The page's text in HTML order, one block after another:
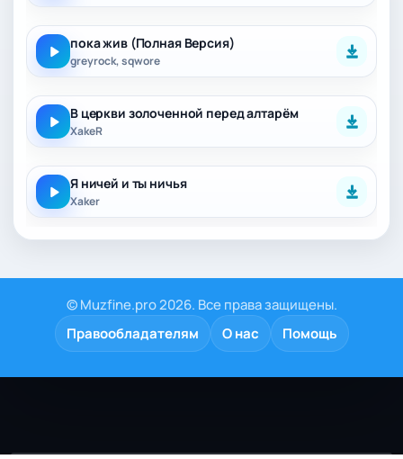
пока жив (Полная Версия)
greyrock, sqwore
В церкви золоченной перед алтарём
XakeR
Я ничей и ты ничья
Xaker
© Muzfine.pro 2026. Все права защищены.
Правообладателям
О нас Помощь